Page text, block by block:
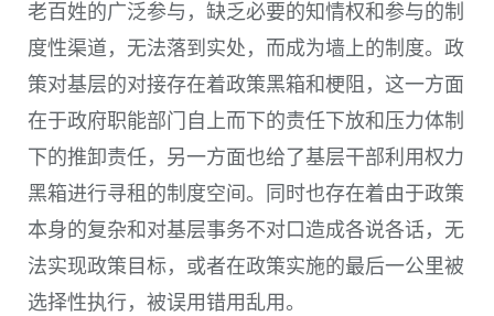
老百姓的广泛参与，缺乏必要的知情权和参与的制
度性渠道，无法落到实处，而成为墙上的制度。政
策对基层的对接存在着政策黑箱和梗阻，这一方面
在于政府职能部门自上而下的责任下放和压力体制
下的推卸责任，另一方面也给了基层干部利用权力
黑箱进行寻租的制度空间。同时也存在着由于政策
本身的复杂和对基层事务不对口造成各说各话，无
法实现政策目标，或者在政策实施的最后一公里被
选择性执行，被误用错用乱用。